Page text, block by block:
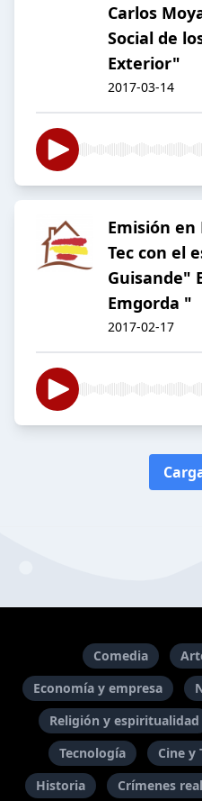
Carlos
Social de
Exterior"
2017-03-14
Emisión en
Tec con el
Guisande"
Emgorda "
2017-02-17
Comedia
Economía y empresa
Religión y espiritualidad
Tecnología
Cine y
Historia
Crímenes